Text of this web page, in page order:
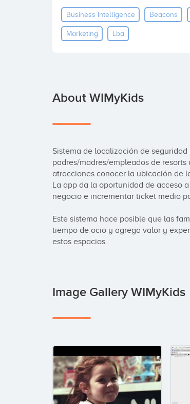
Business Intelligence Beacons
Marketing Lba
About WIMyKids
Sistema de localización de
padres/madres/empleados de
atracciones conocer la ubicación de
La app da la oportunidad de acceso
negocio e incrementar ticket medio
Este sistema hace posible que las
tiempo de ocio y agrega valor y
estos espacios.
Image Gallery WIMyKids